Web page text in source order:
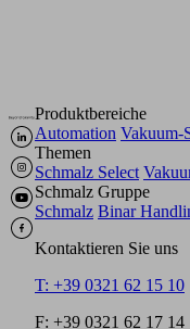
Produktbereiche
Automation Vakuum-
Themen
Schmalz Select
Schmalz Gruppe
Schmalz Binar
Kontaktieren Sie uns
T: +39 0321 62 15 10
F: +39 0321 62 17 14